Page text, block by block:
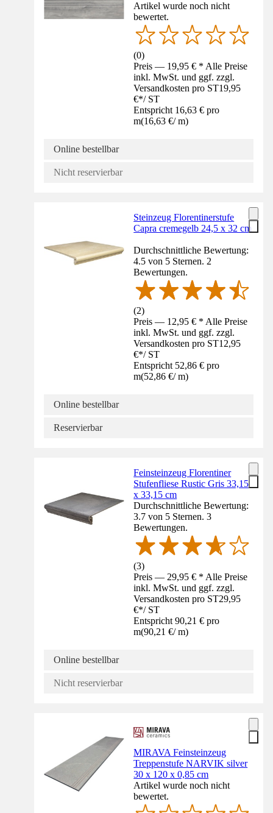
Artikel wurde noch nicht
bewertet.
(0)
Preis — 19,95 € * Alle Preise
inkl. MwSt. und ggf. zzgl.
Versandkosten pro ST19,95
€*/ ST
Entspricht 16,63 € pro
m(16,63 €/ m)
Online bestellbar
Nicht reservierbar
Steinzeug Florentinerstufe
Capra cremegelb 24,5 x 32 cm
Durchschnittliche Bewertung:
4.5 von 5 Sternen. 2
Bewertungen.
(2)
Preis — 12,95 € * Alle Preise
inkl. MwSt. und ggf. zzgl.
Versandkosten pro ST12,95
€*/ ST
Entspricht 52,86 € pro
m(52,86 €/ m)
Online bestellbar
Reservierbar
Feinsteinzeug Florentiner
Stufenfliese Rustic Gris 33,15
x 33,15 cm
Durchschnittliche Bewertung:
3.7 von 5 Sternen. 3
Bewertungen.
(3)
Preis — 29,95 € * Alle Preise
inkl. MwSt. und ggf. zzgl.
Versandkosten pro ST29,95
€*/ ST
Entspricht 90,21 € pro
m(90,21 €/ m)
Online bestellbar
Nicht reservierbar
MIRAVA Feinsteinzeug
Treppenstufe NARVIK silver
30 x 120 x 0,85 cm
Artikel wurde noch nicht
bewertet.